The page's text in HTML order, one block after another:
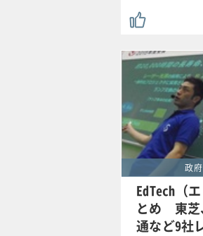
政
EdTech（
とめ 東芝
通など9社